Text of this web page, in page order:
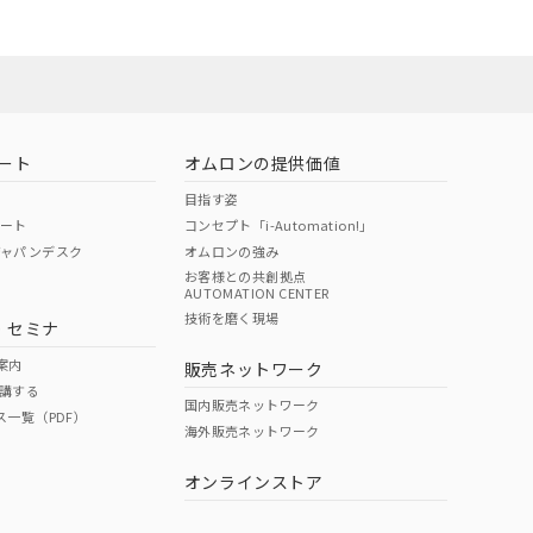
O O
ページへ
ください
ト
ト
パンデスク
セミナ
内
する
覧（PDF）
オムロンの提供価値
目指す姿
コンセプト「i-Automation!」
オムロンの強み
お客様との共創拠点
AUTOMATION CENTER
技術を磨く現場
販売ネットワーク
国内販売ネットワーク
海外販売ネットワーク
オンラインストア